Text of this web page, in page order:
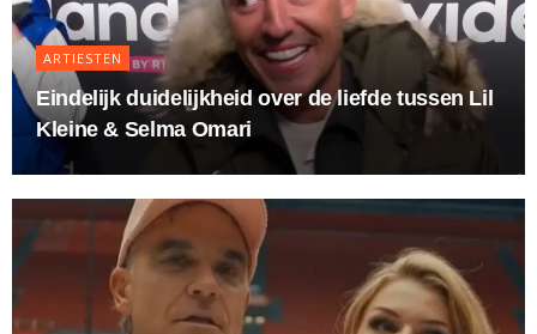
ARTIESTEN
Eindelijk duidelijkheid over de liefde tussen Lil
Kleine & Selma Omari